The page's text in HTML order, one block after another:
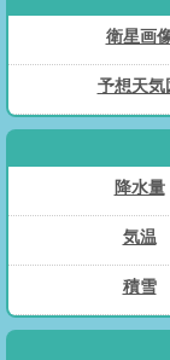
衛星画
予想天気
降水量
気温
積雪